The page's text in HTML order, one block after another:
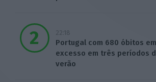
22:18
Portugal com 680 óbitos em
excesso em três períodos
verão